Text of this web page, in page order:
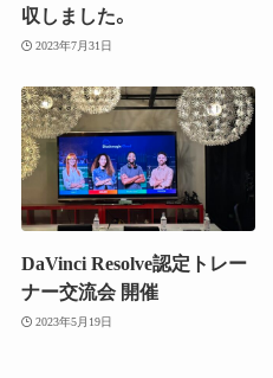
収しました。
2023年7月31日
DaVinci Resolve認定トレー
ナー交流会 開催
2023年5月19日